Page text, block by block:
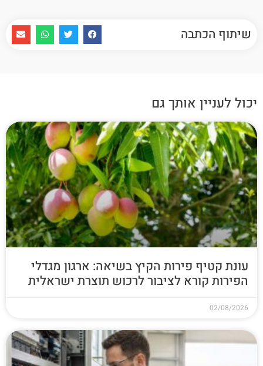
שיתוף הכתבה
יכול לעניין אותך גם
עונת קטיף פירות הקיץ בשיאה: ארגון מגדלי
הפירות קורא לציבור לרכוש תוצרת ישראלית
02/08/2026